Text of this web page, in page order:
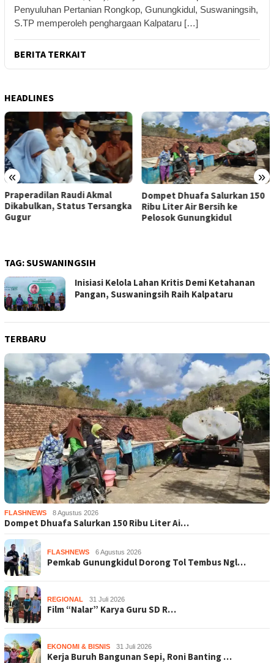
Penyuluhan Pertanian Rongkop, Gunungkidul, Suswaningsih,
S.TP memperoleh penghargaan Kalpataru […]
BERITA TERKAIT
HEADLINES
« »
Praperadilan Raudi Akmal
Dikabulkan, Status Tersangka
Gugur
Dompet Dhuafa Salurkan 150
Ribu Liter Air Bersih ke
Pelosok Gunungkidul
TAG:SUSWANINGSIH
Inisiasi Kelola Lahan Kritis Demi Ketahanan
Pangan, Suswaningsih Raih Kalpataru
TERBARU
FLASHNEWS 8 Agustus 2026
Dompet Dhuafa Salurkan 150 Ribu Liter Ai…
FLASHNEWS 6 Agustus 2026
Pemkab Gunungkidul Dorong Tol Tembus Ngl…
REGIONAL 31 Juli 2026
Film “Nalar” Karya Guru SD R…
EKONOMI & BISNIS 31 Juli 2026
Kerja Buruh Bangunan Sepi, Roni Banting …